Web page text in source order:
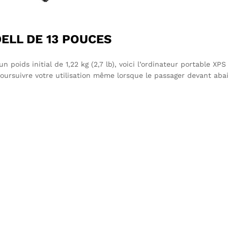
DE 13 POUCES
poids initial de 1,22 kg (2,7 lb), voici l’ordinateur portable
votre utilisation même lorsque le passager devant